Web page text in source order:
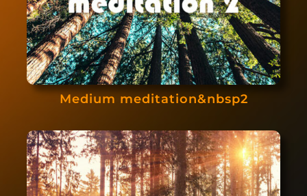
Medium meditation&nbsp2